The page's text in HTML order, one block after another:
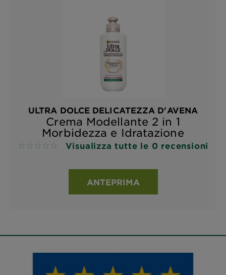
ULTRA DOLCE DELICATEZZA D'AVENA
Crema Modellante 2 in 1
Morbidezza e Idratazione
No reviews Visualizza tutte le 0 recensioni
ANTEPRIMA